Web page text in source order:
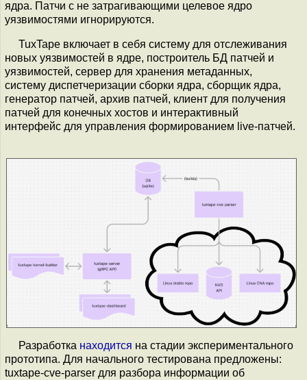
ядра. Патчи с не затрагивающими целевое ядро
уязвимостями игнорируются.
TuxTape включает в себя систему для отслеживания
новых уязвимостей в ядре, построитель БД патчей и
уязвимостей, сервер для хранения метаданных,
систему диспетчеризации сборки ядра, сборщик ядра,
генератор патчей, архив патчей, клиент для получения
патчей для конечных хостов и интерактивный
интерфейс для управления формированием live-патчей.
Разработка находится на стадии экспериментального
прототипа. Для начального тестирована предложены:
tuxtape-cve-parser для разбора информации об